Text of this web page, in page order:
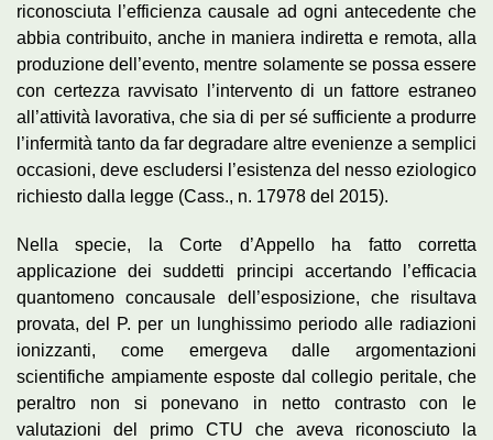
riconosciuta l’efficienza causale ad ogni antecedente che
abbia contribuito, anche in maniera indiretta e remota, alla
produzione dell’evento, mentre solamente se possa essere
con certezza ravvisato l’intervento di un fattore estraneo
all’attività lavorativa, che sia di per sé sufficiente a produrre
l’infermità tanto da far degradare altre evenienze a semplici
occasioni, deve escludersi l’esistenza del nesso eziologico
richiesto dalla legge (Cass., n. 17978 del 2015).
Nella specie, la Corte d’Appello ha fatto corretta
applicazione dei suddetti principi accertando l’efficacia
quantomeno concausale dell’esposizione, che risultava
provata, del P. per un lunghissimo periodo alle radiazioni
ionizzanti, come emergeva dalle argomentazioni
scientifiche ampiamente esposte dal collegio peritale, che
peraltro non si ponevano in netto contrasto con le
valutazioni del primo CTU che aveva riconosciuto la